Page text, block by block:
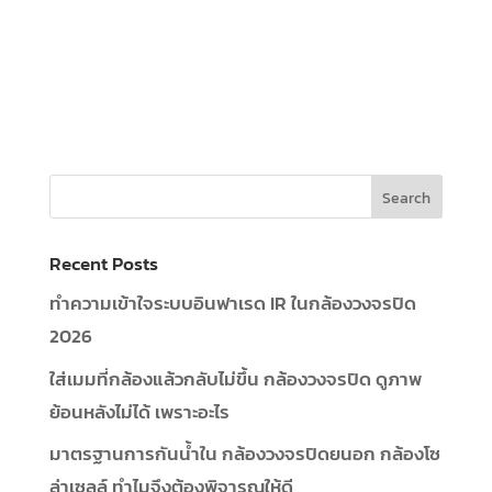
Recent Posts
ทำความเข้าใจระบบอินฟาเรด IR ในกล้องวงจรปิด
2026
ใส่เมมที่กล้องแล้วกลับไม่ขึ้น กล้องวงจรปิด ดูภาพ
ย้อนหลังไม่ได้ เพราะอะไร
มาตรฐานการกันน้ำใน กล้องวงจรปิดยนอก กล้องโซ